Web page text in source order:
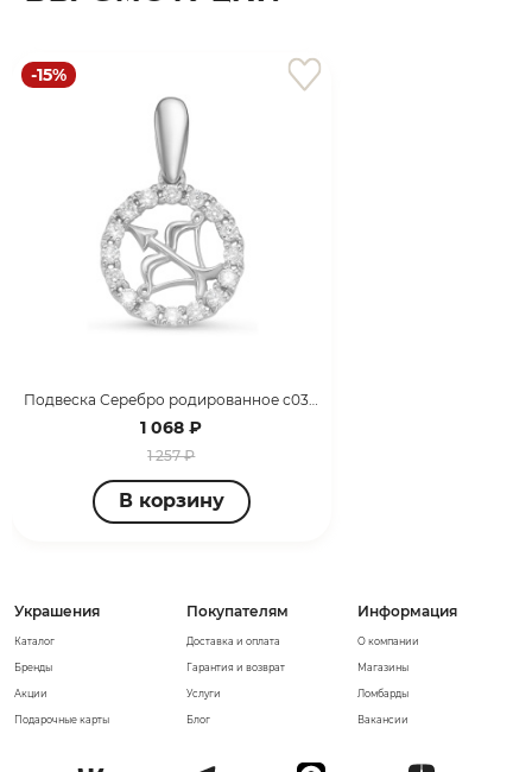
-15%
Подвеска Серебро родированное с035803
1 068 ₽
1 257 ₽
В корзину
Информация
О компании
Магазины
Ломбарды
Вакансии
Украшения
Каталог
Бренды
Акции
Подарочные карты
Покупателям
Доставка и оплата
Гарантия и возврат
Услуги
Блог